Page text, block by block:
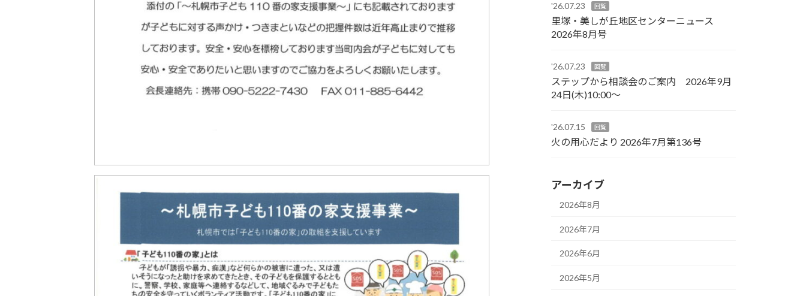
'26.07.23 回覧
里塚・美しが丘地区センターニュース
2026年8月号
'26.07.23 回覧
ステップから相談会のご案内 2026年9月
24日(木)10:00～
'26.07.15 回覧
火の用心だより 2026年7月第136号
アーカイブ
2026年8月
2026年7月
2026年6月
2026年5月